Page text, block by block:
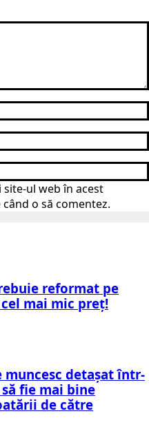
site-ul web în acest
o să comentez.
reformat pe
mai mic preț!
detașat într-
fie mai bine
de către